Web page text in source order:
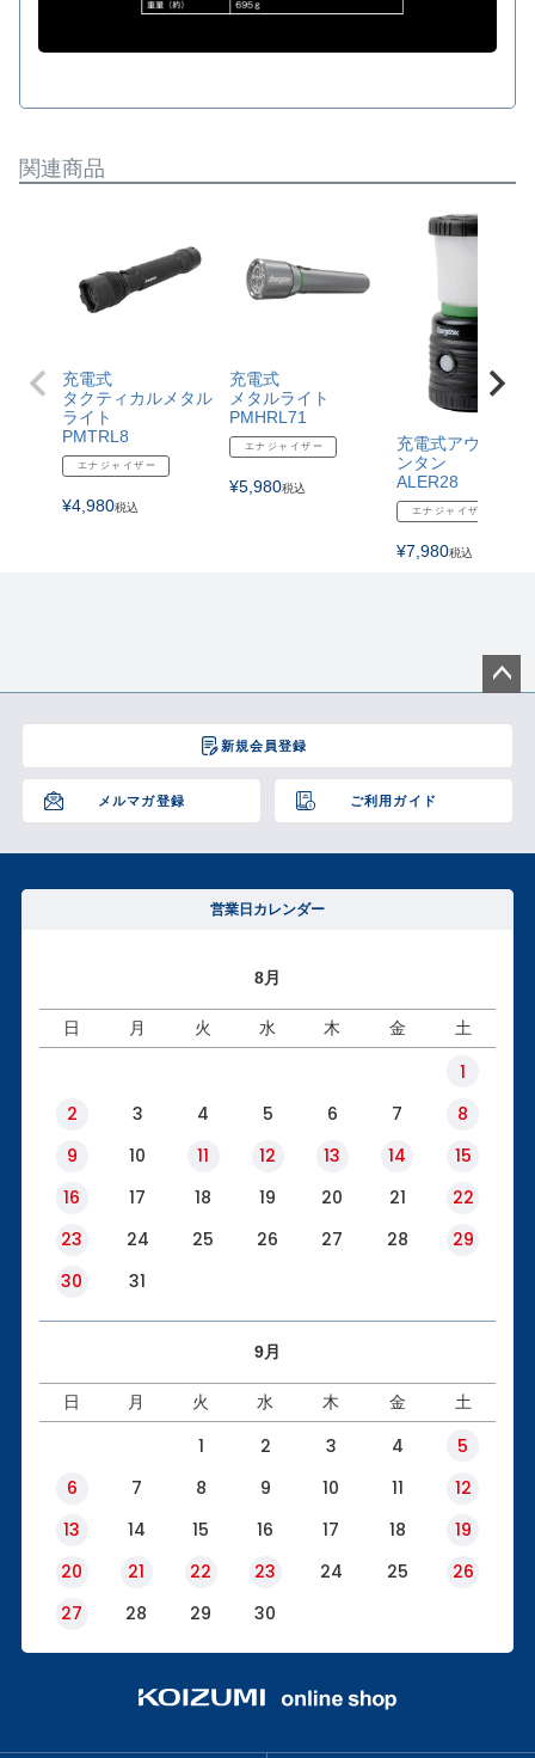
関連商品
充電式
タクティカルメタル
ライト
PMTRL8
エナジャイザー
¥4,980税込
充電式
メタルライト
PMHRL71
エナジャイザー
¥5,980税込
充電式アウトドア
ンタン
ALER28
エナジャイザー
¥7,980税込
新規会員登録
メルマガ登録 ご利用ガイド
ジト
へ
営業日カレンダー
8月
日 月 火 水 木 金 土
1
2
3 4 5 6 7
8
9
10 11 12 13 14
15
16
17 18 19 20 21
22
23
24 25 26 27 28
29
30
31
9月
日 月 火 水 木 金 土
1 2 3 4
5
6
7 8 9 10 11
12
13
14 15 16 17 18
19
20
21 22 23 24 25
26
27
28 29 30